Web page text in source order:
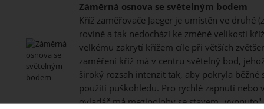
Záměrná osnova se světelným bodem
Kříž zaměřovače Jaeger je umístěn ve druhé
rovině a tak nedochází ke změně velikosti
velkému zakrytí křížem cíle při větších
zaměření kříž má v centru světelný bod,
široký rozsah intenzit tak, aby pokryla běžné
použití puškohledu. Pro rychlé zapnutí nebo
ovladáč má mezipolohy se stavem „vypnuto".